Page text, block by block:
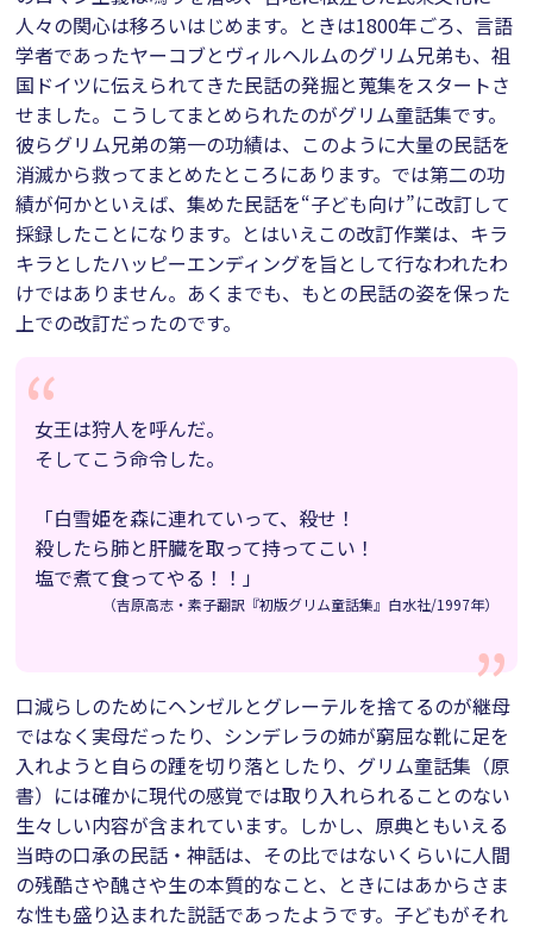
人々の関心は移ろいはじめます。ときは1800年ごろ、言語
学者であったヤーコブとヴィルヘルムのグリム兄弟も、祖
国ドイツに伝えられてきた民話の発掘と蒐集をスタートさ
せました。こうしてまとめられたのがグリム童話集です。
彼らグリム兄弟の第一の功績は、このように大量の民話を
消滅から救ってまとめたところにあります。では第二の功
績が何かといえば、集めた民話を“子ども向け”に改訂して
採録したことになります。とはいえこの改訂作業は、キラ
キラとしたハッピーエンディングを旨として行なわれたわ
けではありません。あくまでも、もとの民話の姿を保った
上での改訂だったのです。
女王は狩人を呼んだ。
そしてこう命令した。
「白雪姫を森に連れていって、殺せ！
殺したら肺と肝臓を取って持ってこい！
塩で煮て食ってやる！！」
（吉原高志・素子翻訳『初版グリム童話集』白水社/1997年）
口減らしのためにヘンゼルとグレーテルを捨てるのが継母
ではなく実母だったり、シンデレラの姉が窮屈な靴に足を
入れようと自らの踵を切り落としたり、グリム童話集（原
書）には確かに現代の感覚では取り入れられることのない
生々しい内容が含まれています。しかし、原典ともいえる
当時の口承の民話・神話は、その比ではないくらいに人間
の残酷さや醜さや生の本質的なこと、ときにはあからさま
な性も盛り込まれた説話であったようです。子どもがそれ